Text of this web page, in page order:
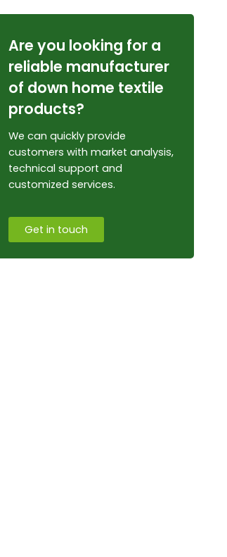
Are you looking for a
reliable manufacturer
of down home textile
products?
We can quickly provide
customers with market analysis,
technical support and
customized services.
Get in touch